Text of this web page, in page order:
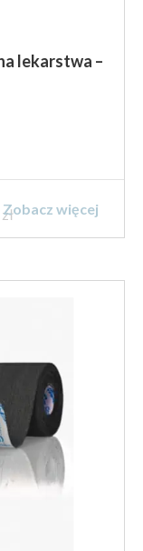
lekarstwa –
Zobacz więcej